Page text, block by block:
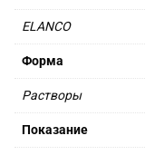
ELANCO
Форма
Растворы
Показание